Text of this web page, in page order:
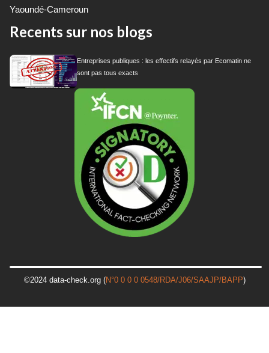
Yaoundé-Cameroun
Recents sur nos blogs
Entreprises publiques : les effectifs relayés par Ecomatin ne
sont pas tous exacts
©2024 data-check.org (N°0 0 0 0 0548/RDA/J06/SAAJP/BAPP)